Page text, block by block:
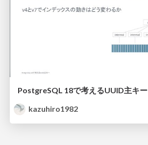
PostgreSQL 18で考えるUUID主キー
kazuhiro1982